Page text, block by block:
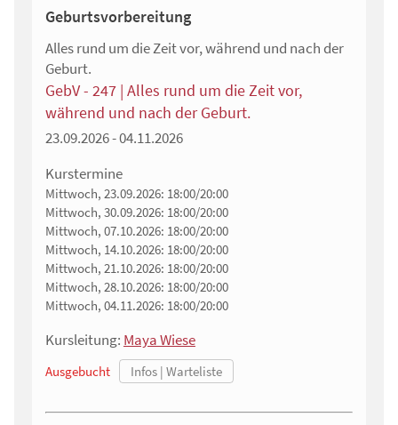
Geburtsvorbereitung
Alles rund um die Zeit vor, während und nach der
Geburt.
GebV - 247 | Alles rund um die Zeit vor,
während und nach der Geburt.
23.09.2026 - 04.11.2026
Kurstermine
Mittwoch, 23.09.2026: 18:00/20:00
Mittwoch, 30.09.2026: 18:00/20:00
Mittwoch, 07.10.2026: 18:00/20:00
Mittwoch, 14.10.2026: 18:00/20:00
Mittwoch, 21.10.2026: 18:00/20:00
Mittwoch, 28.10.2026: 18:00/20:00
Mittwoch, 04.11.2026: 18:00/20:00
Kursleitung: Maya Wiese
Ausgebucht